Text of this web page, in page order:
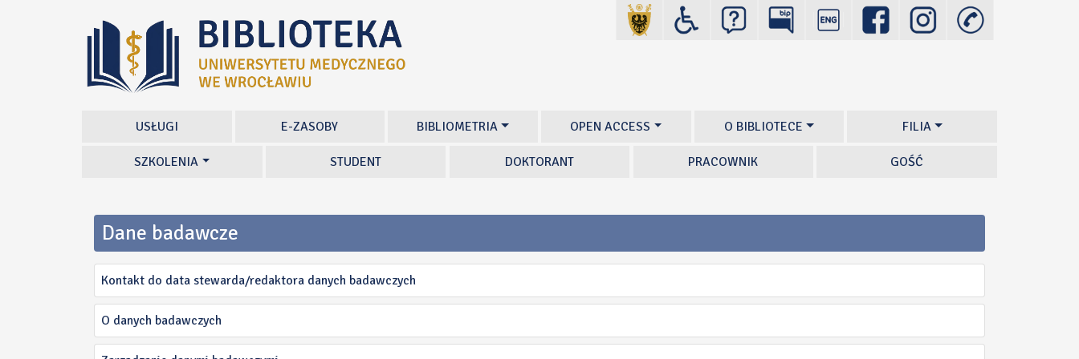
USŁUGI E-ZASOBY BIBLIOMETRIA OPEN ACCESS O BIBLIOTECE FILIA
SZKOLENIA STUDENT DOKTORANT PRACOWNIK GOŚĆ
Dane badawcze
Kontakt do data stewarda/redaktora danych badawczych
O danych badawczych